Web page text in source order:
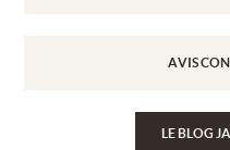
AVIS
LE BLOG